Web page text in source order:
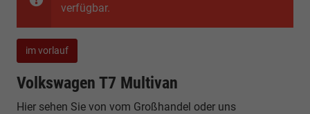
verfügbar.
im vorlauf
Volkswagen T7 Multivan
Hier sehen Sie von vom Großhandel oder uns